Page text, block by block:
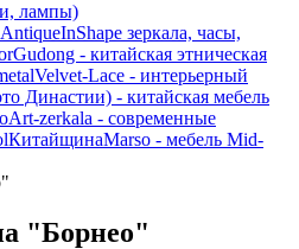
лампы)
InShape зеркала, часы,
Gudong - китайская этническая
Velvet-Lace - интерьерный
Династии) - китайская мебель
Art-zerkala - современные
КитайщинаMarso - мебель Mid-
"Борнео"